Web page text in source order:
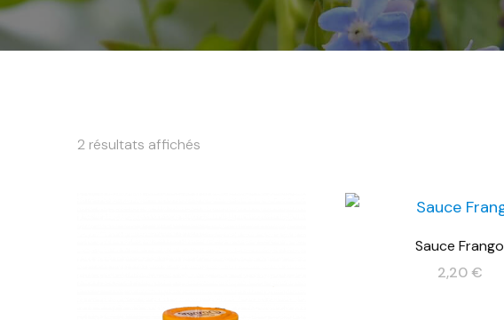
2 résultats affichés
Sauce Frango
2,20 €